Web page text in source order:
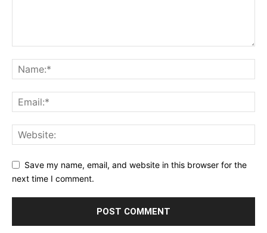
Save my name, email, and website in this browser for the
next time I comment.